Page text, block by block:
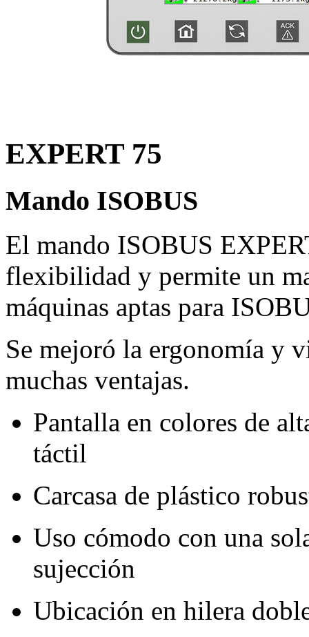
EXPERT 75
Mando ISOBUS
El mando ISOBUS
flexibilidad y permite un
máquinas aptas para
Se mejoró la ergonomía y
muchas ventajas.
Pantalla en colores de
táctil
Carcasa de plástico
Uso cómodo con una
sujección
Ubicación en hilera